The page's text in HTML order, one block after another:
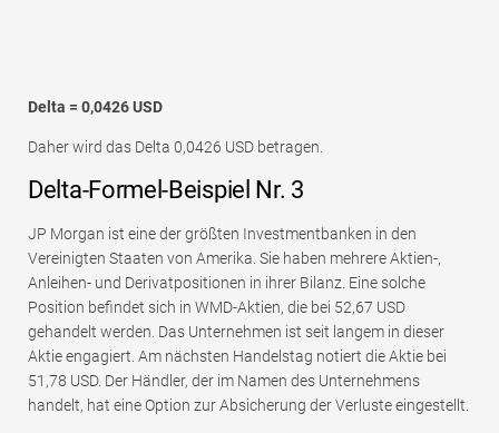
Delta = 0,0426 USD
Daher wird das Delta 0,0426 USD betragen.
Delta-Formel-Beispiel Nr. 3
JP Morgan ist eine der größten Investmentbanken in den
Vereinigten Staaten von Amerika. Sie haben mehrere Aktien-,
Anleihen- und Derivatpositionen in ihrer Bilanz. Eine solche
Position befindet sich in WMD-Aktien, die bei 52,67 USD
gehandelt werden. Das Unternehmen ist seit langem in dieser
Aktie engagiert. Am nächsten Handelstag notiert die Aktie bei
51,78 USD. Der Händler, der im Namen des Unternehmens
handelt, hat eine Option zur Absicherung der Verluste eingestellt.